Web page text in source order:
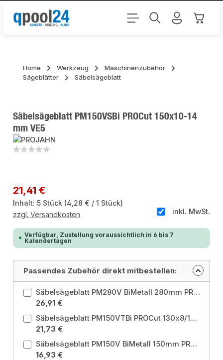
Zum Hauptinhalt springen
Home Werkzeug
Maschinenzubehör
Sägeblätter
Säbelsägeblatt
Säbelsägeblatt PM150VSBi PROCut 150x10-14
mm VE5
Regulärer Preis:
21,41 €
Inhalt:5 Stück (4,28 € / 1 Stück)
inkl. MwSt.
zzgl. Versandkosten
Verfügbar, Zustellung voraussichtlich in 6 bis 7
Kalendertagen
Passendes Zubehör direkt mitbestellen:
Säbelsägeblatt PM280V BiMetall 280mm PROCut VE5
26,91 €
Säbelsägeblatt PM150VTBi PROCut 130x8/10 mm VE5
21,73 €
Säbelsägeblatt PM150V BiMetall 150mm PROCut VE5 Holz/Metall Variante: Säbelsägeblatt PM150V BiMetall 150mm PROCut VE5
16,93 €